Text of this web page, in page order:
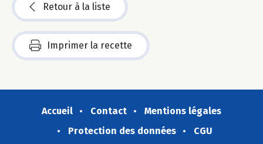
Retour à la liste
Imprimer la recette
Accueil Contact
Mentions légales
Protection des données
CGU